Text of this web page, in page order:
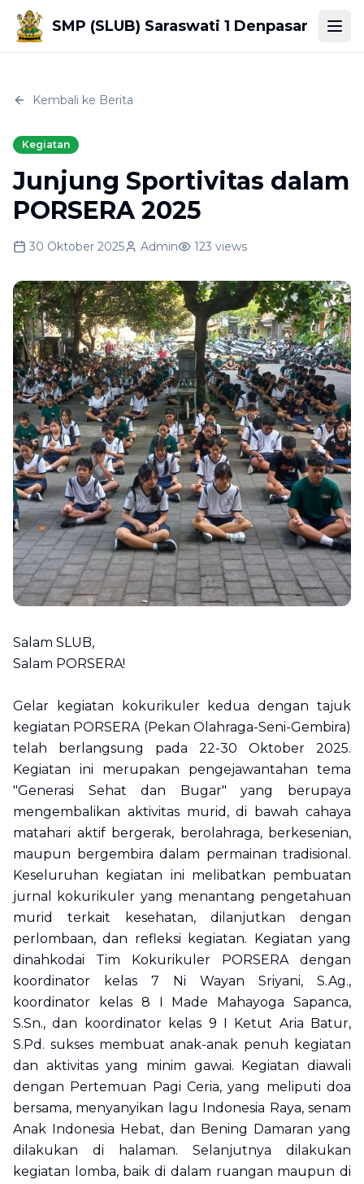
SMP (SLUB) Saraswati 1 Denpasar
Kembali ke Berita
Kegiatan
Junjung Sportivitas dalam
PORSERA 2025
30 Oktober 2025 Admin 123 views
Salam SLUB,
Salam PORSERA!
Gelar kegiatan kokurikuler kedua dengan tajuk
kegiatan PORSERA (Pekan Olahraga-Seni-Gembira)
telah berlangsung pada 22-30 Oktober 2025.
Kegiatan ini merupakan pengejawantahan tema
"Generasi Sehat dan Bugar" yang berupaya
mengembalikan aktivitas murid, di bawah cahaya
matahari aktif bergerak, berolahraga, berkesenian,
maupun bergembira dalam permainan tradisional.
Keseluruhan kegiatan ini melibatkan pembuatan
jurnal kokurikuler yang menantang pengetahuan
murid terkait kesehatan, dilanjutkan dengan
perlombaan, dan refleksi kegiatan. Kegiatan yang
dinahkodai Tim Kokurikuler PORSERA dengan
koordinator kelas 7 Ni Wayan Sriyani, S.Ag.,
koordinator kelas 8 I Made Mahayoga Sapanca,
S.Sn., dan koordinator kelas 9 I Ketut Aria Batur,
S.Pd. sukses membuat anak-anak penuh kegiatan
dan aktivitas yang minim gawai. Kegiatan diawali
dengan Pertemuan Pagi Ceria, yang meliputi doa
bersama, menyanyikan lagu Indonesia Raya, senam
Anak Indonesia Hebat, dan Bening Damaran yang
dilakukan di halaman. Selanjutnya dilakukan
kegiatan lomba, baik di dalam ruangan maupun di